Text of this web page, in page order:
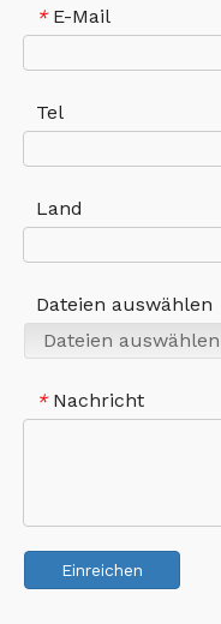
* E-Mail
Tel
Land
Dateien auswählen
Dateien auswählen
* Nachricht
Einreichen